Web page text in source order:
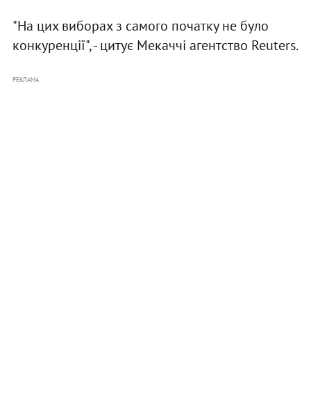
"На цих виборах з самого початку не було
конкуренції", - цитує Мекаччі агентство Reuters.
РЕКЛАМА